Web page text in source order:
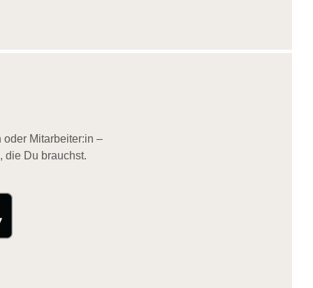
Mitarbeiter:in –
die Du brauchst.